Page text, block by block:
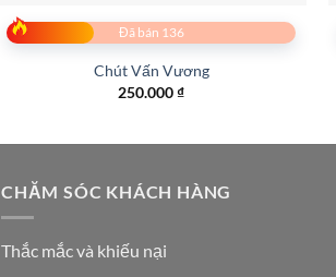
Đã bán 136
Chút Vấn Vương
250.000₫
CHĂM SÓC KHÁCH HÀNG
Thắc mắc và khiếu nại